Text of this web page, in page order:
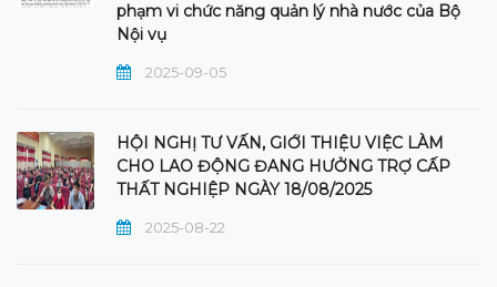
phạm vi chức năng quản lý nhà nước của Bộ
Nội vụ
2025-09-05
HỘI NGHỊ TƯ VẤN, GIỚI THIỆU VIỆC LÀM
CHO LAO ĐỘNG ĐANG HƯỞNG TRỢ CẤP
THẤT NGHIỆP NGÀY 18/08/2025
2025-08-22